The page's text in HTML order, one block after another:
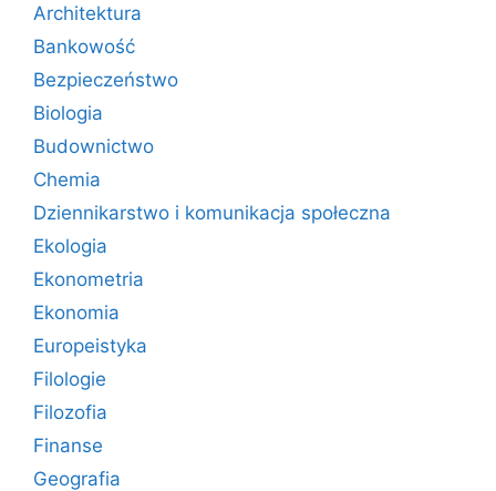
Architektura
Bankowość
Bezpieczeństwo
Biologia
Budownictwo
Chemia
Dziennikarstwo i komunikacja społeczna
Ekologia
Ekonometria
Ekonomia
Europeistyka
Filologie
Filozofia
Finanse
Geografia